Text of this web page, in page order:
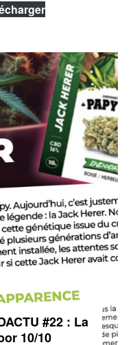
#22 : La
10/10